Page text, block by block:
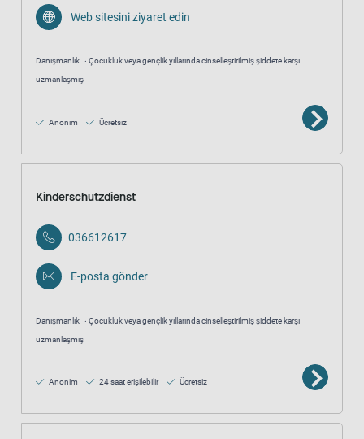
Web sitesini ziyaret edin
Danışmanlık
Çocukluk veya gençlik yıllarında cinselleştirilmiş şiddete karşı
uzmanlaşmış
Anonim Ücretsiz
Kinderschutzdienst
036612617
E-posta gönder
Danışmanlık
Çocukluk veya gençlik yıllarında cinselleştirilmiş şiddete karşı
uzmanlaşmış
Anonim 24 saat erişilebilir Ücretsiz